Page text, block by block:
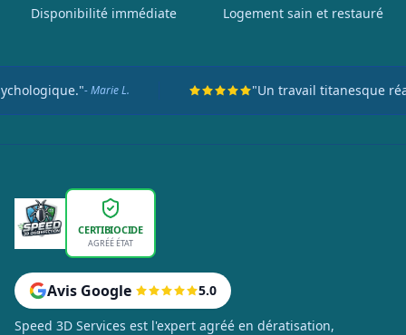
Disponibilité immédiate Logement sain et restauré
"Un travail titanesque réalisé en seulement
CERTIBIOCIDE
AGRÉÉ ÉTAT
Avis Google 5.0
Speed 3D Services est l'expert agréé en dératisation,